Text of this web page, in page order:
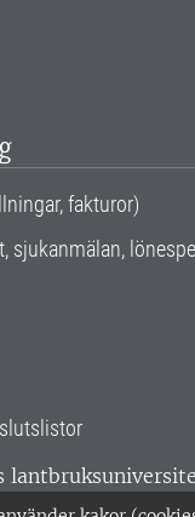
fakturor)
sjukanmälan,
hela Sverige.